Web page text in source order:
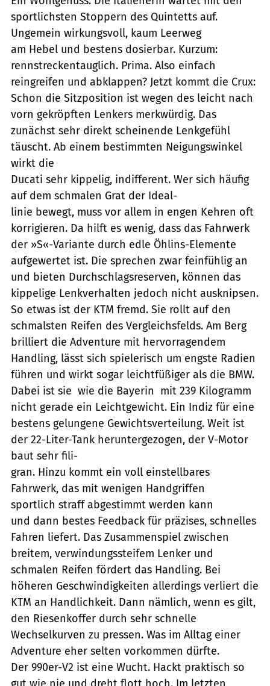
sportlichsten Stoppern des Quintetts auf.
Ungemein wirkungsvoll, kaum Leerweg
am Hebel und bestens dosierbar. Kurzum:
rennstreckentauglich. Prima. Also einfach
reingreifen und abklappen? Jetzt kommt die Crux:
Schon die Sitzposition ist wegen des leicht nach
vorn gekröpften Lenkers merkwürdig. Das
zunächst sehr direkt scheinende Lenkgefühl
täuscht. Ab einem bestimmten Neigungswinkel
wirkt die
Ducati sehr kippelig, indifferent. Wer sich häufig
auf dem schmalen Grat der Ideal-
linie bewegt, muss vor allem in engen Kehren oft
korrigieren. Da hilft es wenig, dass das Fahrwerk
der »S«-Variante durch edle Öhlins-Elemente
aufgewertet ist. Die sprechen zwar feinfühlig an
und bieten Durchschlagsreserven, können das
kippelige Lenkverhalten jedoch nicht ausknipsen.
So etwas ist der KTM fremd. Sie rollt auf den
schmalsten Reifen des Vergleichsfelds. Am Berg
brilliert die Adventure mit hervorragendem
Handling, lässt sich spielerisch um engste Radien
führen und wirkt sogar leichtfüßiger als die BMW.
Dabei ist sie  wie die Bayerin  mit 239 Kilogramm
nicht gerade ein Leichtgewicht. Ein Indiz für eine
bestens gelungene Gewichtsverteilung. Weit ist
der 22-Liter-Tank heruntergezogen, der V-Motor
baut sehr fili-
gran. Hinzu kommt ein voll einstellbares
Fahrwerk, das mit wenigen Handgriffen
sportlich straff abgestimmt werden kann
und dann bestes Feedback für präzises, schnelles
Fahren liefert. Das Zusammenspiel zwischen
breitem, verwindungssteifem Lenker und
schmalen Reifen fördert das Handling. Bei
höheren Geschwindigkeiten allerdings verliert die
KTM an Handlichkeit. Dann nämlich, wenn es gilt,
den Riesenkoffer durch sehr schnelle
Wechselkurven zu pressen. Was im Alltag einer
Adventure eher selten vorkommen dürfte.
Der 990er-V2 ist eine Wucht. Hackt praktisch so